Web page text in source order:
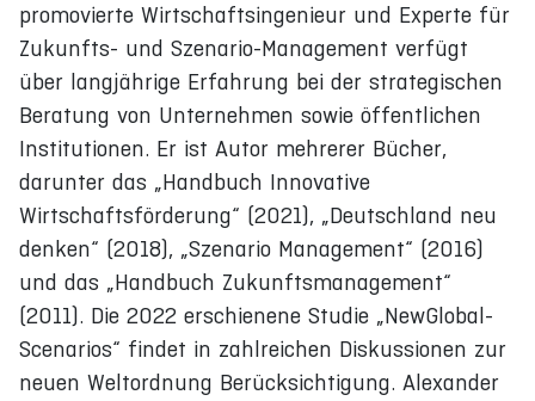
promovierte Wirtschaftsingenieur und Experte für
Zukunfts- und Szenario-Management verfügt
über langjährige Erfahrung bei der strategischen
Beratung von Unternehmen sowie öffentlichen
Institutionen. Er ist Autor mehrerer Bücher,
darunter das „Handbuch Innovative
Wirtschaftsförderung“ (2021), „Deutschland neu
denken“ (2018), „Szenario Management“ (2016)
und das „Handbuch Zukunftsmanagement“
(2011). Die 2022 erschienene Studie „NewGlobal-
Scenarios“ findet in zahlreichen Diskussionen zur
neuen Weltordnung Berücksichtigung. Alexander